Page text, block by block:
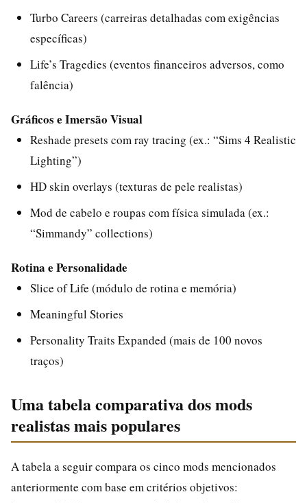
Turbo Careers (carreiras detalhadas com exigências
específicas)
Life’s Tragedies (eventos financeiros adversos, como
falência)
Gráficos e Imersão Visual
Reshade presets com ray tracing (ex.: “Sims 4 Realistic
Lighting”)
HD skin overlays (texturas de pele realistas)
Mod de cabelo e roupas com física simulada (ex.:
“Simmandy” collections)
Rotina e Personalidade
Slice of Life (módulo de rotina e memória)
Meaningful Stories
Personality Traits Expanded (mais de 100 novos
traços)
Uma tabela comparativa dos mods
realistas mais populares
A tabela a seguir compara os cinco mods mencionados
anteriormente com base em critérios objetivos: